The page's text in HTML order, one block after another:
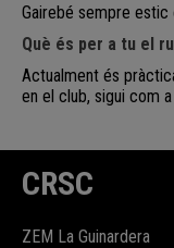
Gairebé sempre estic
Què és per a tu el
Actualment és
en el club, sigui com
CRSC
ZEM La Guinardera